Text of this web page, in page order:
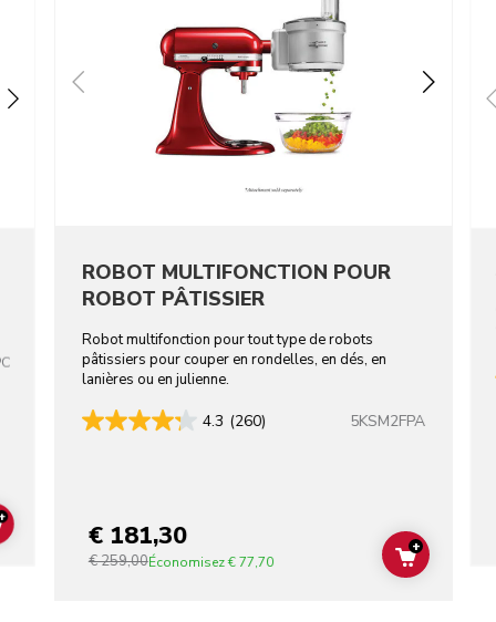
ADD TO CART
ROBOT MULTIFONCTION POUR
ROBOT PÂTISSIER
Robot multifonction pour tout type de robots
pâtissiers pour couper en rondelles, en dés, en
lanières ou en julienne.
4.3 (260) 5KSM2FPA
€ 181,30
€ 259,00Économisez€ 77,70 ADD TO
+